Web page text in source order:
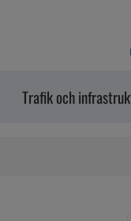
Trafik och